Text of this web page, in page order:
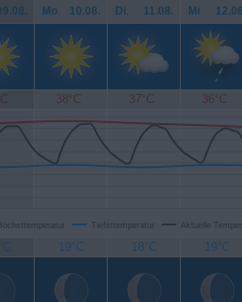
Mo. 10.08. Di. 11.08. Mi.
38°C 37°C 36°C
Tiefsttemperatur Aktuelle
19°C 18°C 19°C